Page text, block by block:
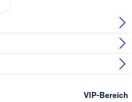
VIP-Bereich